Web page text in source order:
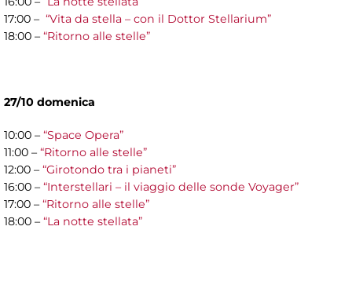
17:00 – “Vita da stella – con il Dottor Stellarium”
18:00 – “Ritorno alle stelle”
27/10 domenica
10:00 – “Space Opera”
11:00 – “Ritorno alle stelle”
12:00 – “Girotondo tra i pianeti”
16:00 – “Interstellari – il viaggio delle sonde Voyager”
17:00 – “Ritorno alle stelle”
18:00 – “La notte stellata”